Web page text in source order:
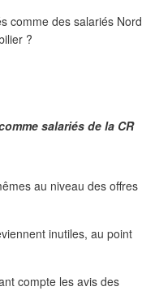
comme des salariés Nord
?
salariés de la CR
au niveau des offres
inutiles, au point
compte les avis des